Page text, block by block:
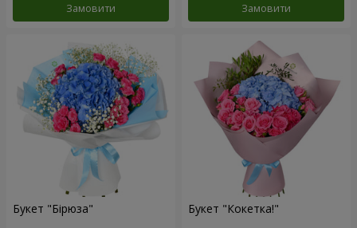
Замовити Замовити
Букет "Бірюза" Букет "Кокетка!"